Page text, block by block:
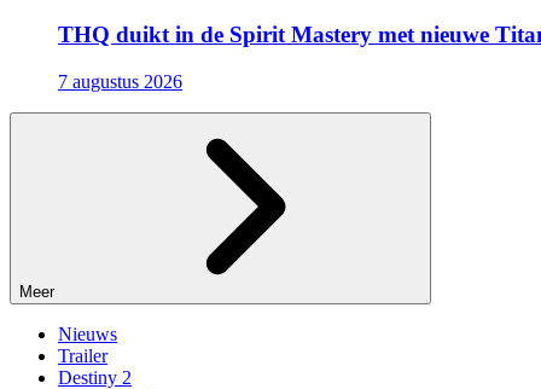
THQ duikt in de Spirit Mastery met nieuwe
7 augustus 2026
Meer
Nieuws
Trailer
Destiny 2